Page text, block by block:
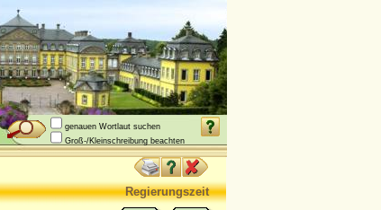
genauen Wortlaut suchen
Groß-/Kleinschreibung beachten
Regierungszeit